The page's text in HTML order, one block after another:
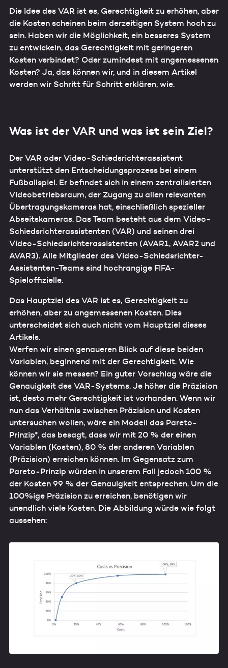
Die Idee des VAR ist es, Gerechtigkeit zu erhöhen, aber
die Kosten scheinen beim derzeitigen System hoch zu
sein. Haben wir die Möglichkeit, ein besseres System
zu entwickeln, das Gerechtigkeit mit geringeren
Kosten verbindet? Oder zumindest mit angemessenen
Kosten? Ja, das können wir, und in diesem Artikel
werden wir Schritt für Schritt erklären, wie.
Was ist der VAR und was ist sein Ziel?
Der VAR oder Video-Schiedsrichterassistent
unterstützt den Entscheidungsprozess bei einem
Fußballspiel. Er befindet sich in einem zentralisierten
Videobetriebsraum, der Zugang zu allen relevanten
Übertragungskameras hat, einschließlich spezieller
Abseitskameras. Das Team besteht aus dem Video-
Schiedsrichterassistenten (VAR) und seinen drei
Video-Schiedsrichterassistenten (AVAR1, AVAR2 und
AVAR3). Alle Mitglieder des Video-Schiedsrichter-
Assistenten-Teams sind hochrangige FIFA-
Spieloffizielle.
Das Hauptziel des VAR ist es, Gerechtigkeit zu
erhöhen, aber zu angemessenen Kosten. Dies
unterscheidet sich auch nicht vom Hauptziel dieses
Artikels.
Werfen wir einen genaueren Blick auf diese beiden
Variablen, beginnend mit der Gerechtigkeit. Wie
können wir sie messen? Ein guter Vorschlag wäre die
Genauigkeit des VAR-Systems. Je höher die Präzision
ist, desto mehr Gerechtigkeit ist vorhanden. Wenn wir
nun das Verhältnis zwischen Präzision und Kosten
untersuchen wollen, wäre ein Modell das Pareto-
Prinzip*, das besagt, dass wir mit 20 % der einen
Variablen (Kosten), 80 % der anderen Variablen
(Präzision) erreichen können. Im Gegensatz zum
Pareto-Prinzip würden in unserem Fall jedoch 100 %
der Kosten 99 % der Genauigkeit entsprechen. Um die
100%ige Präzision zu erreichen, benötigen wir
unendlich viele Kosten. Die Abbildung würde wie folgt
aussehen: